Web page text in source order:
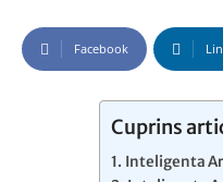
Facebook
Cuprins
Inteligenta